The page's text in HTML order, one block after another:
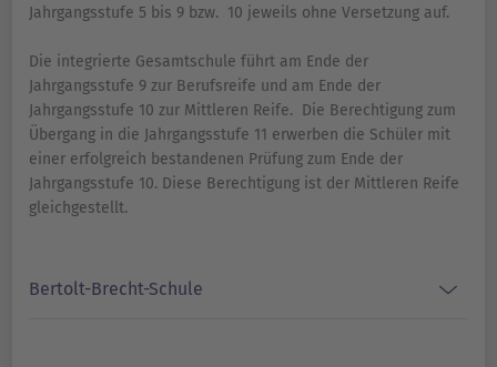
Jahrgangsstufe 5 bis 9 bzw. 10 jeweils ohne Versetzung auf.
Die integrierte Gesamtschule führt am Ende der
Jahrgangsstufe 9 zur Berufsreife und am Ende der
Jahrgangsstufe 10 zur Mittleren Reife. Die Berechtigung zum
Übergang in die Jahrgangsstufe 11 erwerben die Schüler mit
einer erfolgreich bestandenen Prüfung zum Ende der
Jahrgangsstufe 10. Diese Berechtigung ist der Mittleren Reife
gleichgestellt.
Bertolt-Brecht-Schule